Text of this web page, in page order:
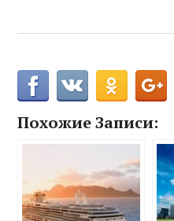
Похожие Записи: